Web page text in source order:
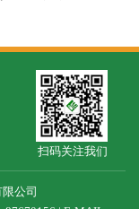
公司
扫码关注我们